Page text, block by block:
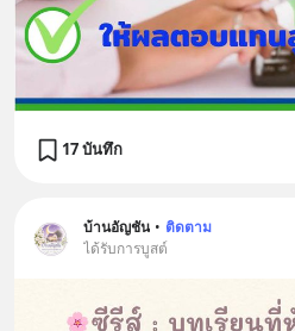
17 บันทึก
บ้านอัญชัน • ติดตาม
ได้รับการบูสต์